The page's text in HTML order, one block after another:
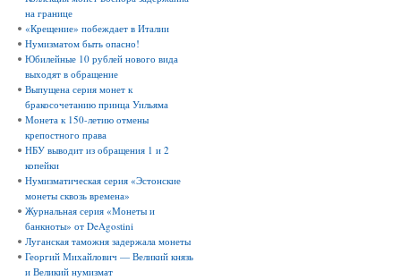
на границе
«Крещение» побеждает в Италии
Нумизматом быть опасно!
Юбилейные 10 рублей нового вида
выходят в обращение
Выпущена серия монет к
бракосочетанию принца Уильяма
Монета к 150-летию отмены
крепостного права
НБУ выводит из обращения 1 и 2
копейки
Нумизматическая серия «Эстонские
монеты сквозь времена»
Журнальная серия «Монеты и
банкноты» от DeAgostini
Луганская таможня задержала монеты
Георгий Михайлович — Великий князь
и Великий нумизмат